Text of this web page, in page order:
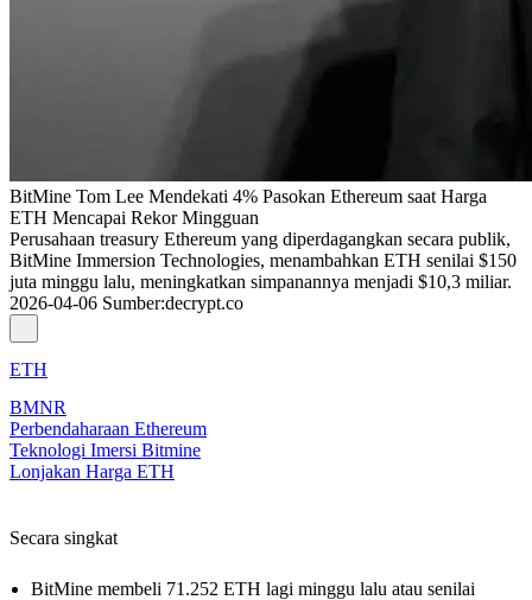
BitMine Tom Lee Mendekati 4% Pasokan Ethereum saat Harga
ETH Mencapai Rekor Mingguan
Perusahaan treasury Ethereum yang diperdagangkan secara publik,
BitMine Immersion Technologies, menambahkan ETH senilai $150
juta minggu lalu, meningkatkan simpanannya menjadi $10,3 miliar.
2026-04-06 Sumber:decrypt.co
ETH
BMNR
Perbendaharaan Ethereum
Teknologi Imersi Bitmine
Lonjakan Harga ETH
Secara singkat
BitMine membeli 71.252 ETH lagi minggu lalu atau senilai